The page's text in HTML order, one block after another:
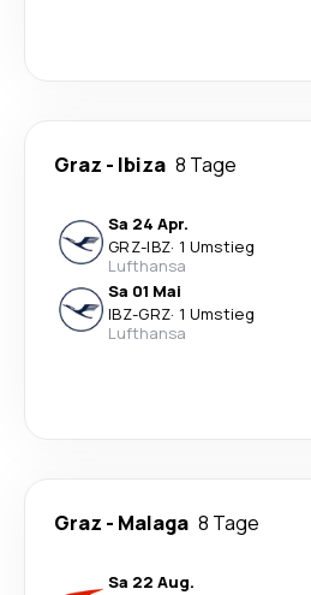
Graz - Ibiza 8 Tage
Sa 24 Apr.
GRZ-IBZ· 1 Umstieg
Lufthansa
Sa 01 Mai
IBZ-GRZ· 1 Umstieg
Lufthansa
Graz - Malaga 8 Tage
Sa 22 Aug.